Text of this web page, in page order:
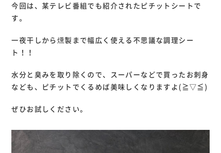
今回は、某テレビ番組でも紹介されたピチットシートで
す。
一夜干しから燻製まで幅広く使える不思議な調理シー
ト！！
水分と臭みを取り除くので、スーパーなどで買ったお刺身
なども、ピチットでくるめば美味しくなりますよ(≧▽≦)
ぜひお試しください。